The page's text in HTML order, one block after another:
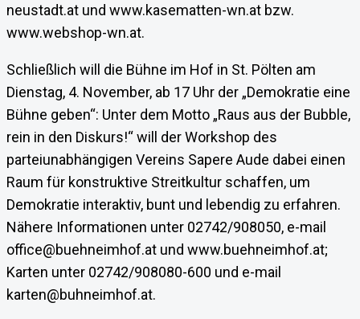
neustadt.at und www.kasematten-wn.at bzw.
www.webshop-wn.at.
Schließlich will die Bühne im Hof in St. Pölten am
Dienstag, 4. November, ab 17 Uhr der „Demokratie eine
Bühne geben“: Unter dem Motto „Raus aus der Bubble,
rein in den Diskurs!“ will der Workshop des
parteiunabhängigen Vereins Sapere Aude dabei einen
Raum für konstruktive Streitkultur schaffen, um
Demokratie interaktiv, bunt und lebendig zu erfahren.
Nähere Informationen unter 02742/908050, e-mail
office@buehneimhof.at und www.buehneimhof.at;
Karten unter 02742/908080-600 und e-mail
karten@buhneimhof.at.